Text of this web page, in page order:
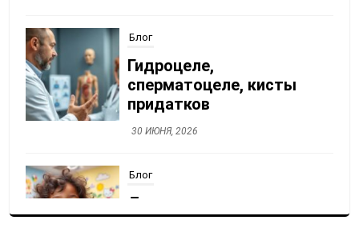
Блог
Детская стоматология:
лечение без страха
30 ИЮНЯ, 2026
Менструальный цикл:
нормы, отклонения,